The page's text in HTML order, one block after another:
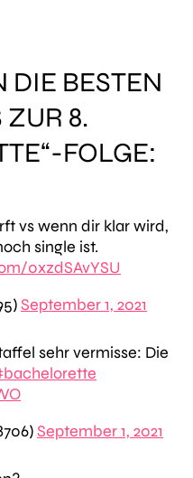
DIE BESTEN
8.
FOLGE:
vs wenn dir klar wird,
single ist.
0xzdSAvYSU
September 1, 2021
sehr vermisse: Die
September 1, 2021